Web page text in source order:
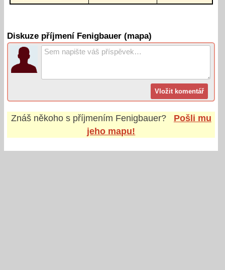
Diskuze příjmení Fenigbauer (mapa)
Znáš někoho s příjmením Fenigbauer?
Pošli mu
jeho mapu!